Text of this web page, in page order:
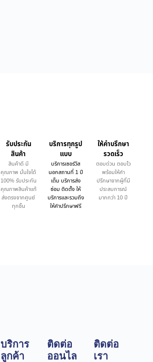
รับประกัน
สินค้า
สินค้าดี มี
คุณภาพ มั่นใจได้
100% รับประกัน
คุณภาพสินค้าแท้
ส่งตรงจากศูนย์
ทุกชิ้น
บริการทุกรูป
แบบ
บริการเซอร์วิส
นอกสถานที่ 1 ปี
เต็ม บริการส่ง
ซ่อม ติดตั้ง ให้
บริการและรวมถึง
ให้คำปรึกษาฟรี
ให้คำบรึกษา
รวดเร็ว
ตอบด่วน ตอบไว
พร้อมให้คำ
ปรึกษาจากผู้ที่มี
ประสบการณ์
มากกว่า 10 ปี
บริการ
ลูกค้า
ติดต่อ
ออนไล
ติดต่อ
เรา